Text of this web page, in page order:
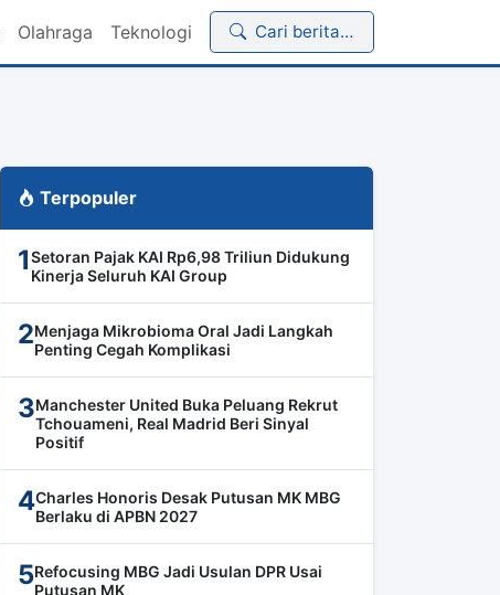
Olahraga Teknologi Cari berita…
Terpopuler
1Setoran Pajak KAI Rp6,98 Triliun Didukung
Kinerja Seluruh KAI Group
2Menjaga Mikrobioma Oral Jadi Langkah
Penting Cegah Komplikasi
3Manchester United Buka Peluang Rekrut
Tchouameni, Real Madrid Beri Sinyal
Positif
4Charles Honoris Desak Putusan MK MBG
Berlaku di APBN 2027
5Refocusing MBG Jadi Usulan DPR Usai
Putusan MK